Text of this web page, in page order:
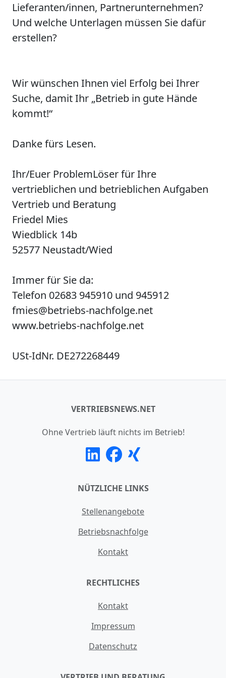
Lieferanten/innen, Partnerunternehmen?
Und welche Unterlagen müssen Sie dafür
erstellen?
Wir wünschen Ihnen viel Erfolg bei Ihrer
Suche, damit Ihr „Betrieb in gute Hände
kommt!“
Danke fürs Lesen.
Ihr/Euer ProblemLöser für Ihre
vertrieblichen und betrieblichen Aufgaben
Vertrieb und Beratung
Friedel Mies
Wiedblick 14b
52577 Neustadt/Wied
Immer für Sie da:
Telefon 02683 945910 und 945912
fmies@betriebs-nachfolge.net
www.betriebs-nachfolge.net
USt-IdNr. DE272268449
VERTRIEBSNEWS.NET
Ohne Vertrieb läuft nichts im Betrieb!
NÜTZLICHE LINKS
Stellenangebote
Betriebsnachfolge
Kontakt
RECHTLICHES
Kontakt
Impressum
Datenschutz